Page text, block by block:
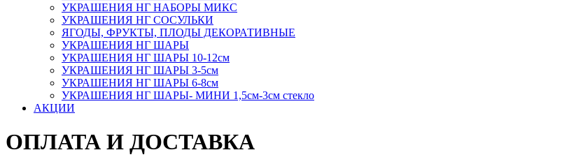
УКРАШЕНИЯ НГ НАБОРЫ МИКС
УКРАШЕНИЯ НГ СОСУЛЬКИ
ЯГОДЫ, ФРУКТЫ, ПЛОДЫ ДЕКОРАТИВНЫЕ
УКРАШЕНИЯ НГ ШАРЫ
УКРАШЕНИЯ НГ ШАРЫ 10-12см
УКРАШЕНИЯ НГ ШАРЫ 3-5см
УКРАШЕНИЯ НГ ШАРЫ 6-8см
УКРАШЕНИЯ НГ ШАРЫ- МИНИ 1,5см-3см стекло
АКЦИИ
ОПЛАТА И ДОСТАВКА